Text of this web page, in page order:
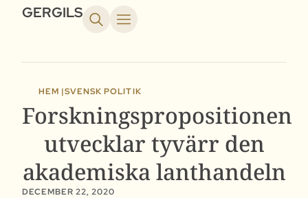
GERGILS
HEM |SVENSK POLITIK
Forskningspropositionen
utvecklar tyvärr den
akademiska lanthandeln
DECEMBER 22, 2020